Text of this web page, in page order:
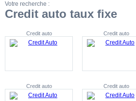
Votre recherche :
Credit auto taux fixe
Credit auto Credit auto
Credit auto Credit auto